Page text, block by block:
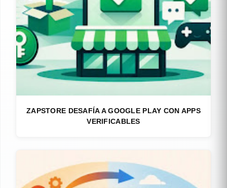
ZAPSTORE DESAFÍA A GOOGLE PLAY CON APPS
VERIFICABLES